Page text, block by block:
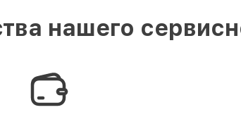
нашего